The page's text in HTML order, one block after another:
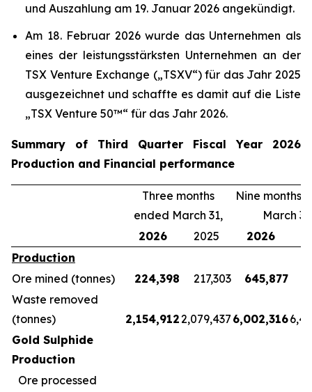
und Auszahlung am 19. Januar 2026 angekündigt.
Am 18. Februar 2026 wurde das Unternehmen als
eines der leistungsstärksten Unternehmen an der
TSX Venture Exchange („TSXV“) für das Jahr 2025
ausgezeichnet und schaffte es damit auf die Liste
„TSX Venture 50™“ für das Jahr 2026.
Summary of Third Quarter Fiscal Year 2026
Production and Financial performance
Three months
ended March 31,
Nine months
March
2026
2025 2026
Production
Ore mined (tonnes)
224,398 217,303 645,877
Waste removed
(tonnes)
2,154,9122,079,437 6,002,316
Gold Sulphide
Production
Ore processed